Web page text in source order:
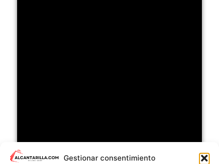
Gestionar consentimiento